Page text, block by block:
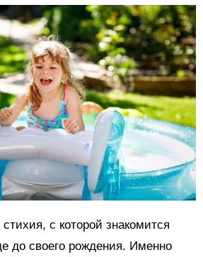
с которой знакомится
до своего рождения. Именно